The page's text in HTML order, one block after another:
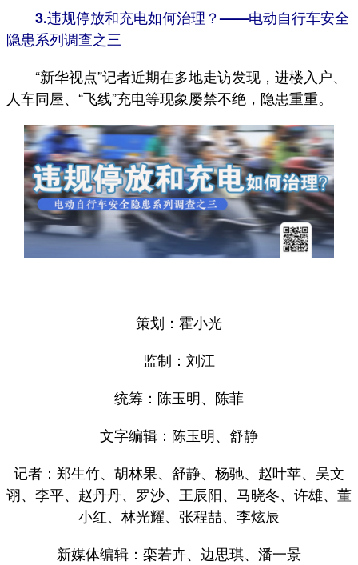
3.违规停放和充电如何治理？——电动自行车安全
隐患系列调查之三
“新华视点”记者近期在多地走访发现，进楼入户、
人车同屋、“飞线”充电等现象屡禁不绝，隐患重重。
策划：霍小光
监制：刘江
统筹：陈玉明、陈菲
文字编辑：陈玉明、舒静
记者：郑生竹、胡林果、舒静、杨驰、赵叶苹、吴文
诩、李平、赵丹丹、罗沙、王辰阳、马晓冬、许雄、董
小红、林光耀、张程喆、李炫辰
新媒体编辑：栾若卉、边思琪、潘一景